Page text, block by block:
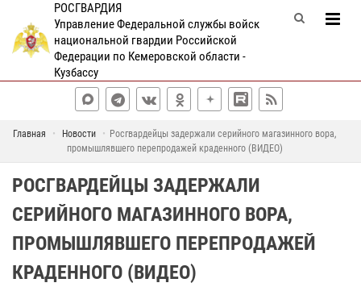
РОСГВАРДИЯ
Управление Федеральной службы войск
национальной гвардии Российской
Федерации по Кемеровской области -
Кузбассу
Главная Новости
Росгвардейцы задержали серийного магазинного вора,
промышлявшего перепродажей краденного (ВИДЕО)
РОСГВАРДЕЙЦЫ ЗАДЕРЖАЛИ
СЕРИЙНОГО МАГАЗИННОГО ВОРА,
ПРОМЫШЛЯВШЕГО ПЕРЕПРОДАЖЕЙ
КРАДЕННОГО (ВИДЕО)